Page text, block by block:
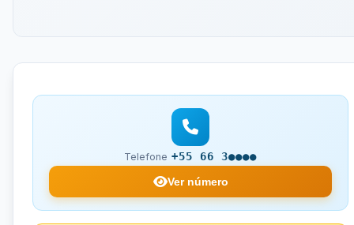
Telefone +55 66 3●●●●
Ver número